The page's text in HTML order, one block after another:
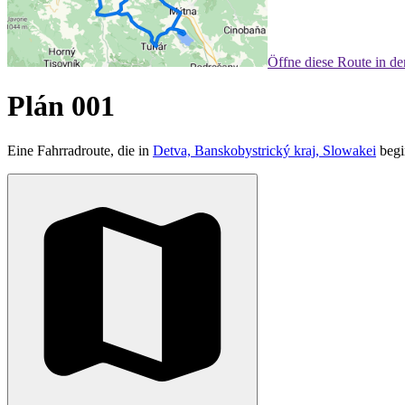
Öffne diese Route in
Plán 001
Eine Fahrradroute, die in Detva, Banskobystrický kraj, Slowakei